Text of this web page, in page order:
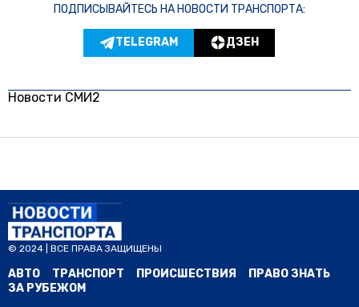
ПОДПИСЫВАЙТЕСЬ НА НОВОСТИ ТРАНСПОРТА:
TELEGRAM ДЗЕН
Новости СМИ2
© 2024 | ВСЕ ПРАВА ЗАЩИЩЕНЫ
АВТО ТРАНСПОРТ ПРОИСШЕСТВИЯ
ПРАВО ЗНАТЬ
ЗА РУБЕЖОМ